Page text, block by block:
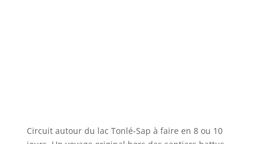
Circuit autour du lac Tonlé-Sap à faire en 8 ou 10